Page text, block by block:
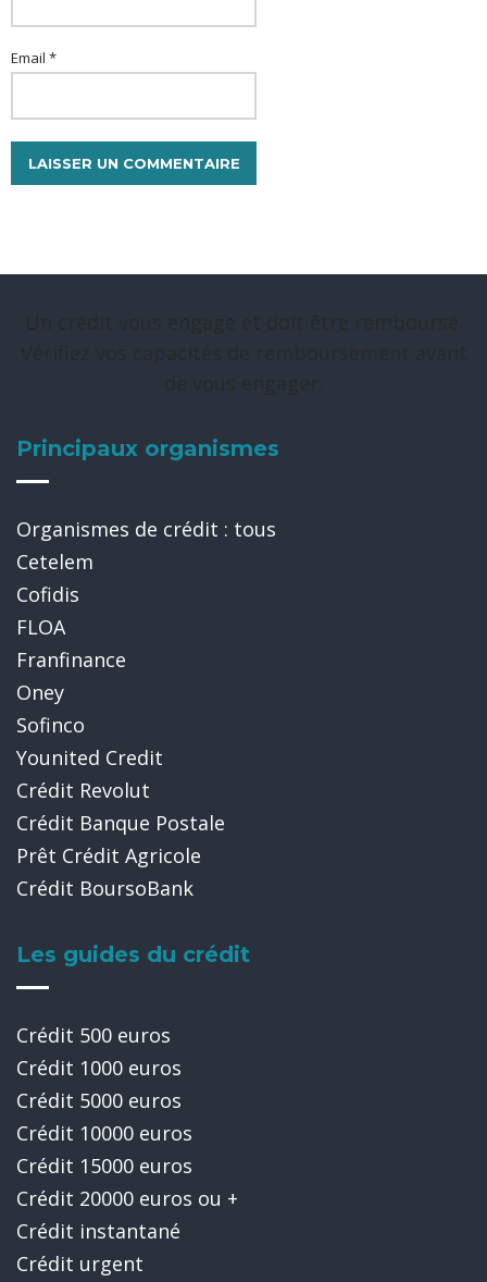
Email *
Principaux organismes
Organismes de crédit : tous
Cetelem
Cofidis
FLOA
Franfinance
Oney
Sofinco
Younited Credit
Crédit Revolut
Crédit Banque Postale
Prêt Crédit Agricole
Crédit BoursoBank
Les guides du crédit
Crédit 500 euros
Crédit 1000 euros
Crédit 5000 euros
Crédit 10000 euros
Crédit 15000 euros
Crédit 20000 euros ou +
Crédit instantané
Crédit urgent